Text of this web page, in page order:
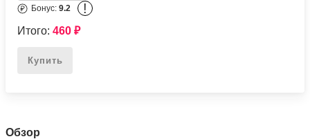
Бонус:9.2 !
Итого:460₽
Купить
Обзор